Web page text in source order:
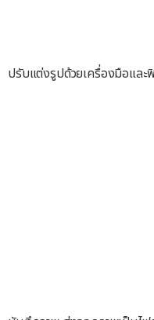
ปรับแต่งรูปด้วยเครื่องมือและ